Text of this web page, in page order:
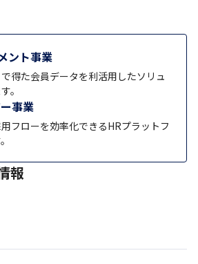
ント事業
で得た会員データを利活用したソリュ
。
事業
フローを効率化できるHRプラットフ
報